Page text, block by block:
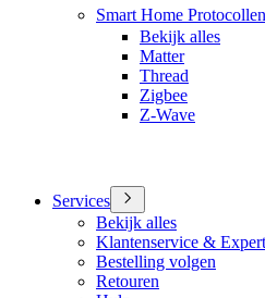
Smart Home Protocollen
Bekijk alles
Matter
Thread
Zigbee
Z-Wave
Services
Bekijk alles
Klantenservice &
Bestelling volgen
Retouren